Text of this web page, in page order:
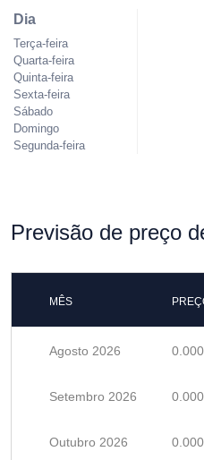
Dia
Terça-feira
Quarta-feira
Quinta-feira
Sexta-feira
Sábado
Domingo
Segunda-feira
Previsão de preço
MÊS
Agosto 2026
Setembro 2026
Outubro 2026